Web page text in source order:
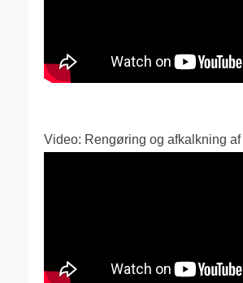
Video: Rengøring og afkalkning af